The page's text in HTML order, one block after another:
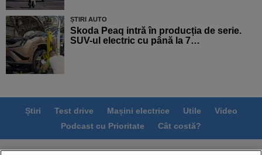
ȘTIRI AUTO
Skoda Peaq intră în producția de serie.
SUV-ul electric cu până la 7…
Știri Test drive Mașini electrice Utile
Video
Podcast cu Prioritate
Cât costă?
Termeni si conditii Politica de confidentialitate